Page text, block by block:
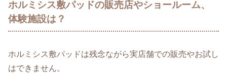
ホルミシス敷パッドの販売店やショールーム、
体験施設は？
ホルミシス敷パッドは残念ながら実店舗での販売やお試し
はできません。